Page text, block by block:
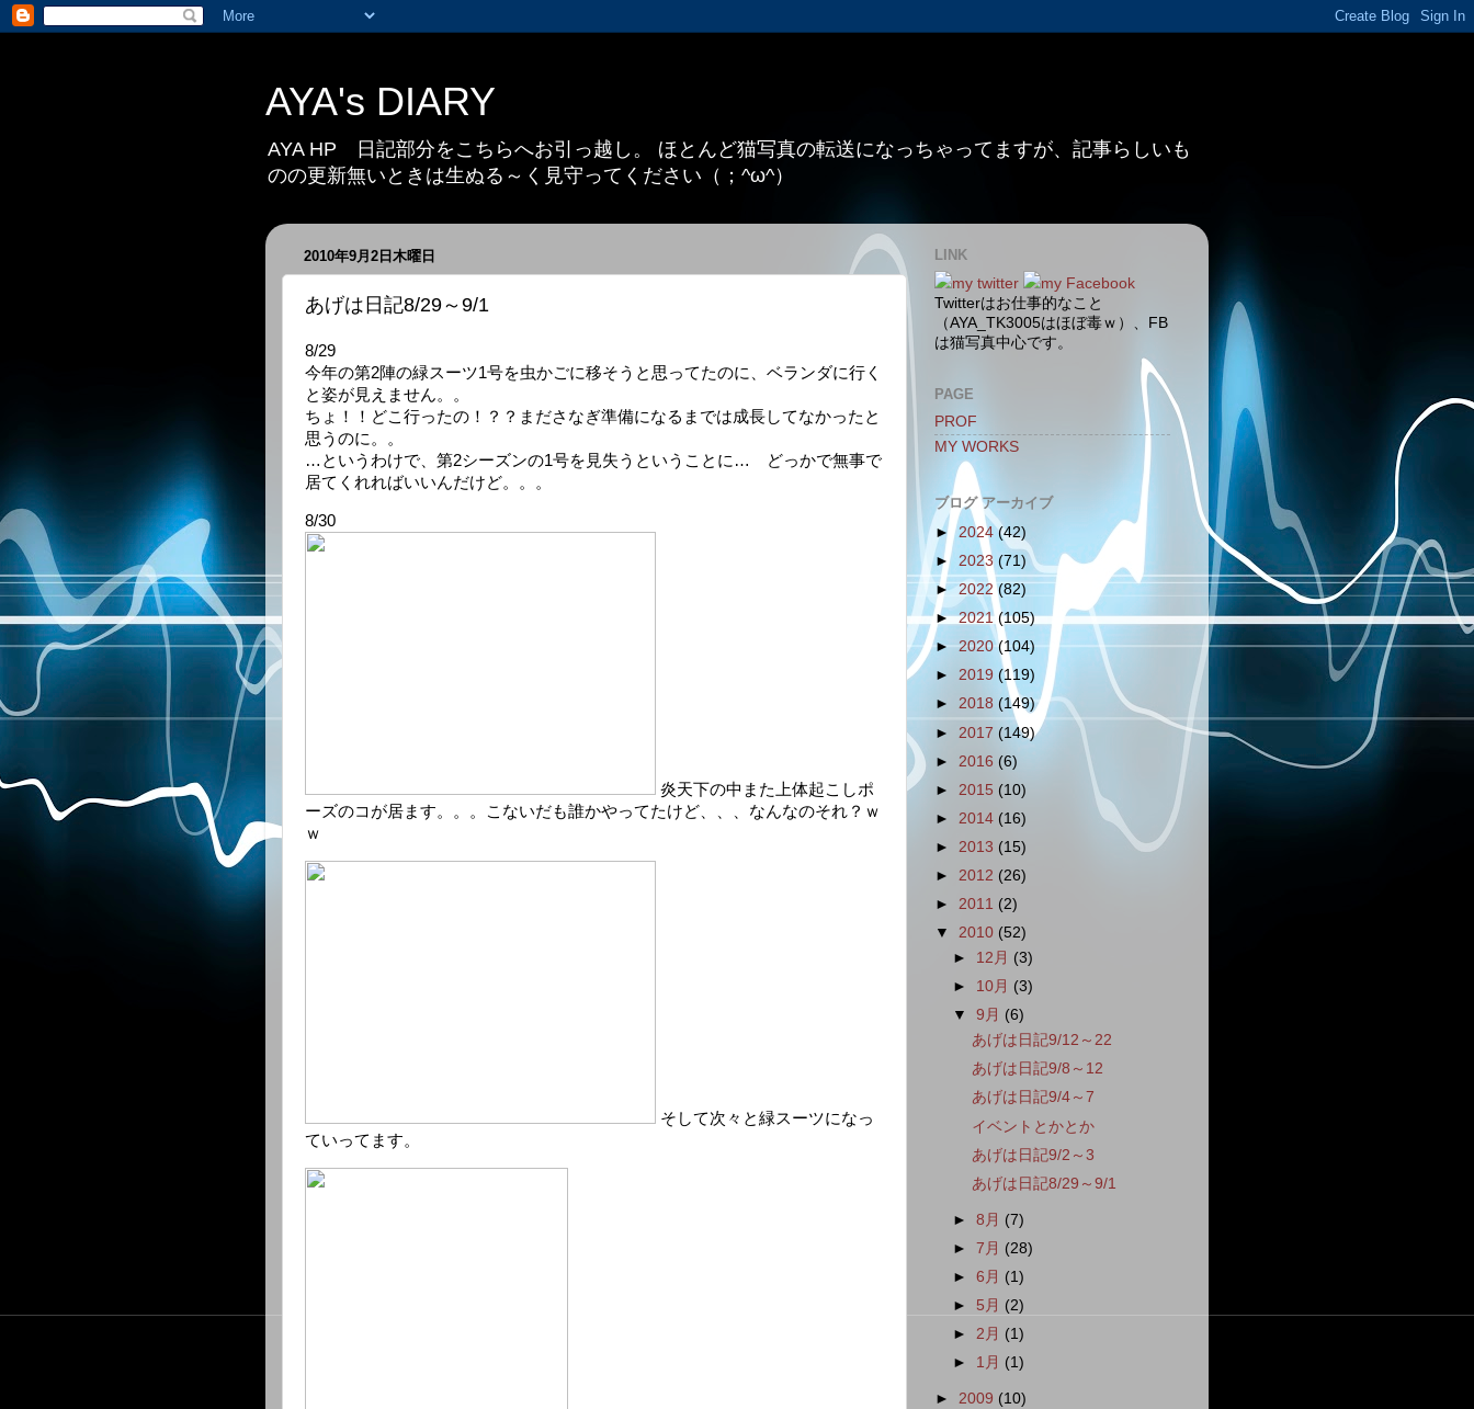
AYA's DIARY
AYA HP 日記部分をこちらへお引っ越し。 ほとんど猫写真の転送になっちゃってますが、記事らしいも
のの更新無いときは生ぬる～く見守ってください（；^ω^）
2010年9月2日木曜日
あげは日記8/29～9/1
8/29
今年の第2陣の緑スーツ1号を虫かごに移そうと思ってたのに、ベランダに行く
と姿が見えません。。
ちょ！！どこ行ったの！？？まださなぎ準備になるまでは成長してなかったと
思うのに。。
…というわけで、第2シーズンの1号を見失うということに… どっかで無事で
居てくれればいいんだけど。。。
8/30
炎天下の中また上体起こしポ
ーズのコが居ます。。。こないだも誰かやってたけど、、、なんなのそれ？ｗ
ｗ
そして次々と緑スーツになっ
ていってます。
LINK
my twitter
my Facebook
Twitterはお仕事的なこと
（AYA_TK3005はほぼ毒ｗ）、FB
は猫写真中心です。
PAGE
PROF
MY WORKS
ブログ アーカイブ
► 2024(42)
► 2023 (71)
►2022(82)
►2021 (105)
►2020(104)
► 2019 (119)
► 2018 (149)
► 2017 (149)
► 2016 (6)
► 2015 (10)
► 2014 (16)
► 2013 (15)
► 2012 (26)
► 2011 (2)
▼ 2010 (52)
► 12月 (3)
► 10月 (3)
▼9月 (6)
あげは日記9/12～22
あげは日記9/8～12
あげは日記9/4～7
イベントとかとか
あげは日記9/2～3
あげは日記8/29～9/1
►8月 (7)
►7月 (28)
►6月 (1)
► 5月 (2)
►2月 (1)
► 1月 (1)
► 2009 (10)